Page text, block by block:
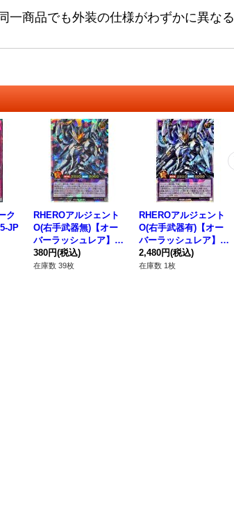
一商品でも外装の仕様がわずかに異なる
ク
JP
RHEROアルジェント
O(右手武器無)【オー
バーラッシュレア】{R
D/KP25-JP042}《RD
フュージョン》
380円(税込)
在庫数 39枚
RHEROアルジェント
O(右手武器有)【オー
バーラッシュレア】{R
D/KP25-JP042}《RD
フュージョン》
2,480円(税込)
在庫数 1枚